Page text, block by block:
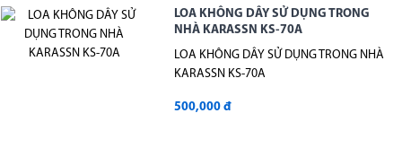
LOA KHÔNG DÂY SỬ DỤNG TRONG
NHÀ KARASSN KS-70A
LOA KHÔNG DÂY SỬ DỤNG TRONG NHÀ
KARASSN KS-70A
500,000 đ